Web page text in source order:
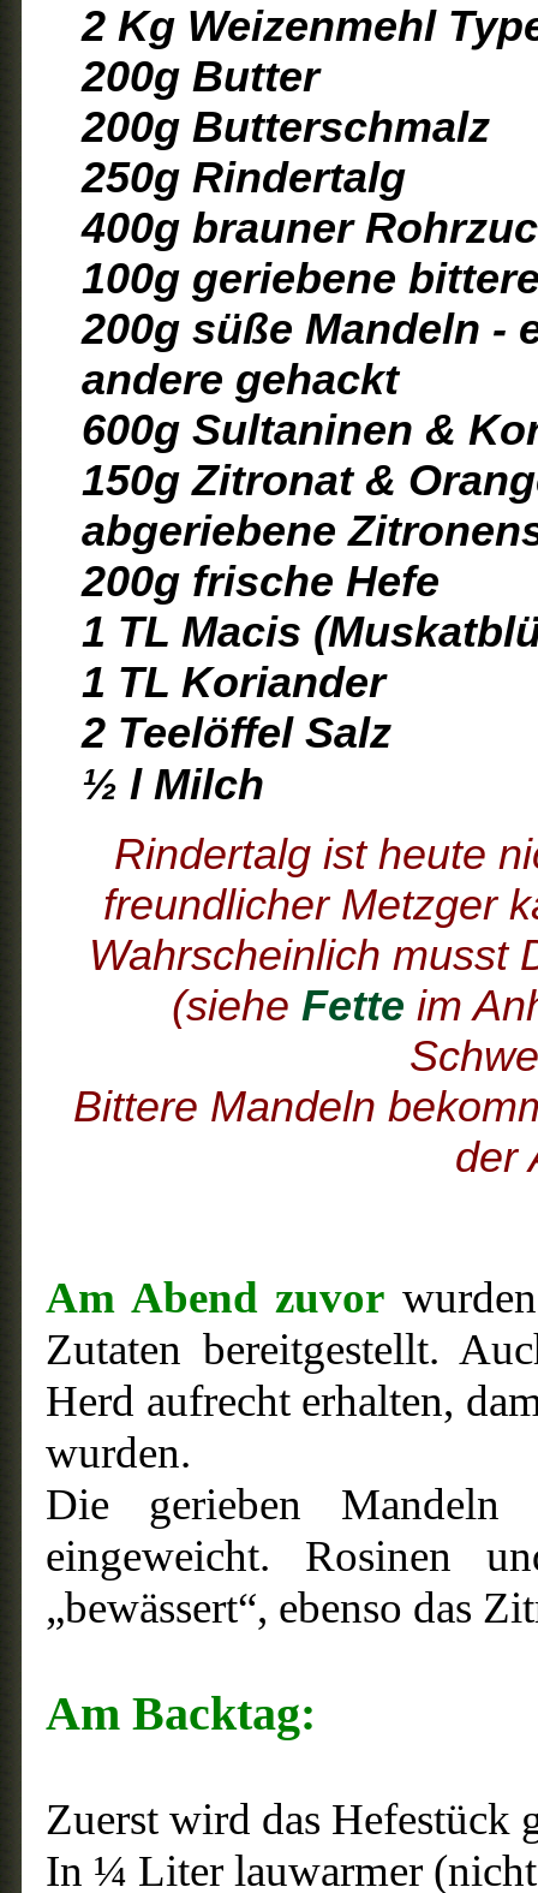
2 Kg Weizenmehl
200g Butter
200g Butterschmalz
250g Rindertalg
400g brauner
100g geriebene
200g süße Mandeln -
andere gehackt
600g Sultaninen &
150g Zitronat &
abgeriebene
200g frische Hefe
1 TL Macis
1 TL Koriander
2 Teelöffel Salz
½ l Milch
Rindertalg ist heute
freundlicher Metzger
Wahrscheinlich musst
(siehe Fette im
Bittere Mandeln
der
Am Abend zuvor
Zutaten bereitgestellt.
Herd aufrecht erhalten,
wurden.
Die gerieben
eingeweicht. Rosinen
„bewässert“, ebenso das
Am Backtag:
Zuerst wird das Hefestück
In ¼ Liter lauwarmer